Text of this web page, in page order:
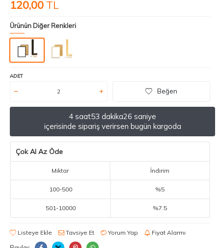
120,00 TL
Ürünün Diğer Renkleri
ADET
Beğen
4 saat53 dakika26 saniye
içerisinde sipariş verirsen bugün kargoda
Çok Al Az Öde
Miktar İndirim
100-500 %5
501 -10000 %7.5
Listeye Ekle Tavsiye Et Yorum Yap Fiyat Alarmı